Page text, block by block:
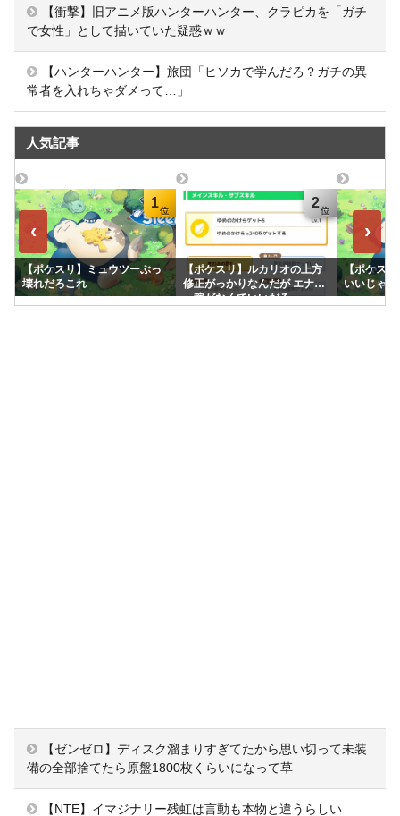
【衝撃】旧アニメ版ハンターハンター、クラピカを「ガチ
で女性」として描いていた疑惑ｗｗ
【ハンターハンター】旅団「ヒソカで学んだろ？ガチの異
常者を入れちゃダメって…」
人気記事
‹
1
【ポケスリ】ミュウツーぶっ
壊れだろこれ
2
【ポケスリ】ルカリオの上方
修正がっかりなんだが エナジ
ー稼がなくていいだろ
【ポケス
いいじゃん
›
【ゼンゼロ】ディスク溜まりすぎてたから思い切って未装
備の全部捨てたら原盤1800枚くらいになって草
【NTE】イマジナリー残虹は言動も本物と違うらしい